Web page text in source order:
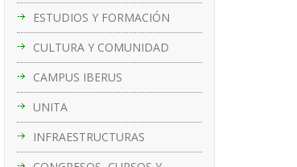
ESTUDIOS Y FORMACIÓN
CULTURA Y COMUNIDAD
CAMPUS IBERUS
UNITA
INFRAESTRUCTURAS